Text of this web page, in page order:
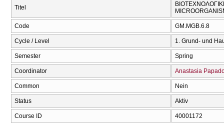
Titel
Code GM.MGB.6.8
Cycle / Level 1. Grund- und
Semester Spring
Coordinator Anastasia
Common Nein
Status Aktiv
Course ID 40001172